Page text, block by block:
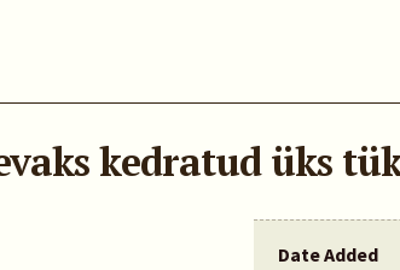
kedratud üks
Date Added